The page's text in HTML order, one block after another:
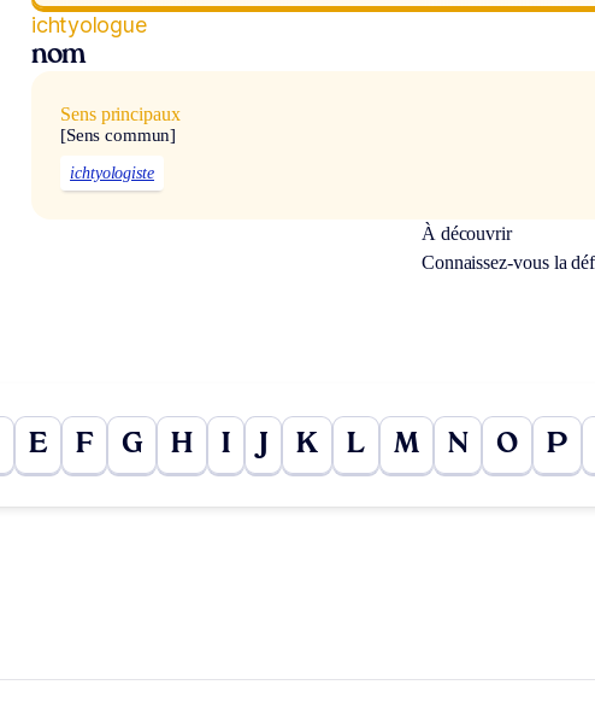
ichtyologue
nom
Sens principaux
[Sens commun]
ichtyologiste
À découvrir
Connaissez-vous la
E F G H I J K L M N O P